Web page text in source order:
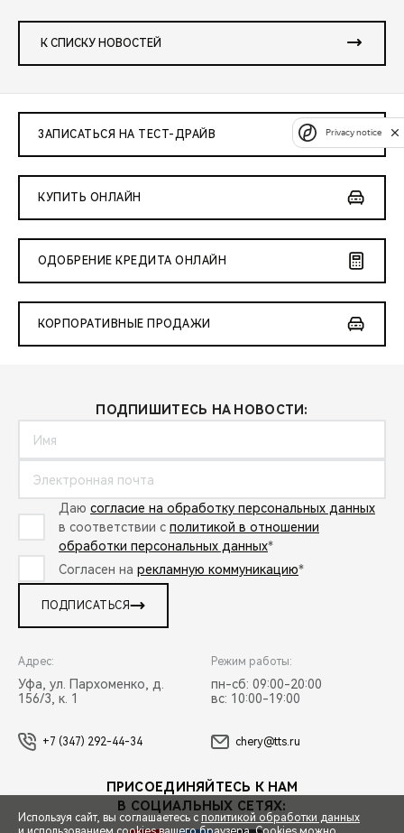
К СПИСКУ НОВОСТЕЙ
ЗАПИСАТЬСЯ НА ТЕСТ-ДРАЙВ
КУПИТЬ ОНЛАЙН
ОДОБРЕНИЕ КРЕДИТА ОНЛАЙН
КОРПОРАТИВНЫЕ ПРОДАЖИ
ПОДПИШИТЕСЬ НА НОВОСТИ:
Даю согласие на обработку персональных данных
в соответствии с политикой в отношении
обработки персональных данных*
Согласен на рекламную коммуникацию*
ПОДПИСАТЬСЯ
Адрес:
Уфа, ул. Пархоменко, д.
156/3, к. 1
Режим работы:
пн-сб: 09:00-20:00
вс: 10:00-19:00
+7 (347) 292-44-34 chery@tts.ru
ПРИСОЕДИНЯЙТЕСЬ К НАМ
В СОЦИАЛЬНЫХ СЕТЯХ:
Используя сайт, вы соглашаетесь с политикой обработки данных
Privacy notice